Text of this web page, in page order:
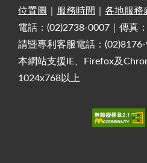
位置圖
服務時間
各地服務
電話：(02)2738-0007｜傳真
請暨專利客服電話：
本網站支援IE、Firefox及
1024x768以上